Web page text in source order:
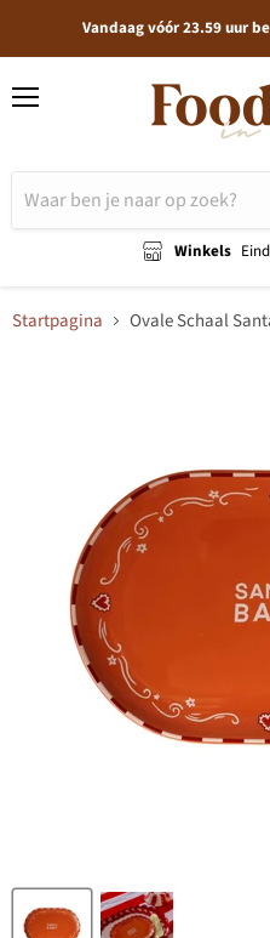
Vandaag vóór 23.59 uur
Winkels
Startpagina Ovale Schaal